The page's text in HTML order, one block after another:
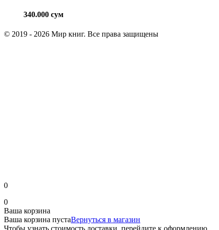
340.000 сум
© 2019 - 2026 Мир книг. Все права защищены
0
0
Ваша корзина
Ваша корзина пустаВернуться в магазин
Чтобы узнать стоимость доставки, перейдите к оформлению